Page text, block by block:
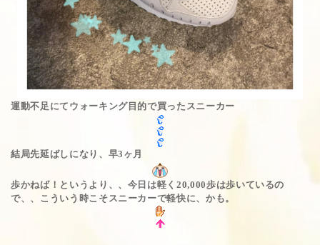
運動不足にてウォーキング目的で買ったスニーカー
結局先延ばしになり、早3ヶ月
歩かねば！というより、、今日は軽く20,000歩は歩いているの
で、、こういう時こそスニーカーで軽快に、かも。